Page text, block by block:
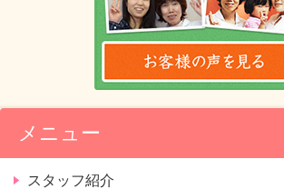
メニュー
スタッフ紹介